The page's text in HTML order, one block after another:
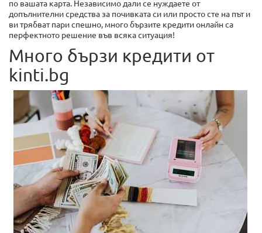
по вашата карта. Независимо дали се нуждаете от
допълнителни средства за почивката си или просто сте на път и
ви трябват пари спешно, много бързите кредити онлайн са
перфектното решение във всяка ситуация!
Много бързи кредити от
kinti.bg